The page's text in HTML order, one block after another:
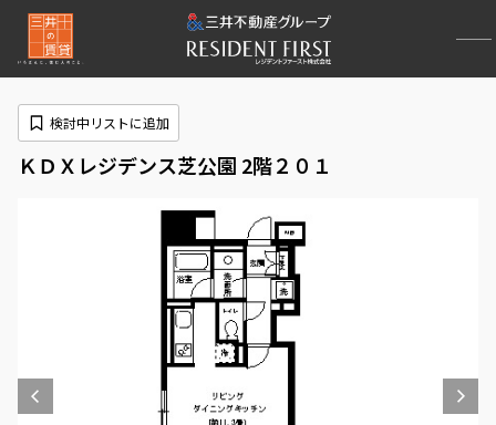
ＫＤＸレジデンス芝公園 2階２０１
検討中リストに追加